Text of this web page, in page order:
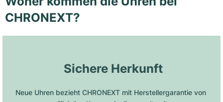
CHRONEXT?
Sichere Herkunft
Neue Uhren bezieht CHRONEXT mit Herstellergarantie von